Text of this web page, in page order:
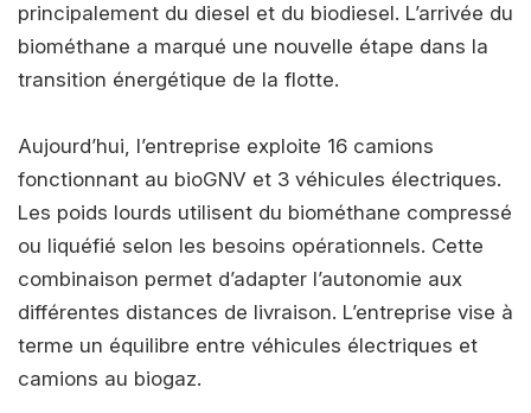
principalement du diesel et du biodiesel. L’arrivée du
biométhane a marqué une nouvelle étape dans la
transition énergétique de la flotte.
Aujourd’hui, l’entreprise exploite 16 camions
fonctionnant au bioGNV et 3 véhicules électriques.
Les poids lourds utilisent du biométhane compressé
ou liquéfié selon les besoins opérationnels. Cette
combinaison permet d’adapter l’autonomie aux
différentes distances de livraison. L’entreprise vise à
terme un équilibre entre véhicules électriques et
camions au biogaz.